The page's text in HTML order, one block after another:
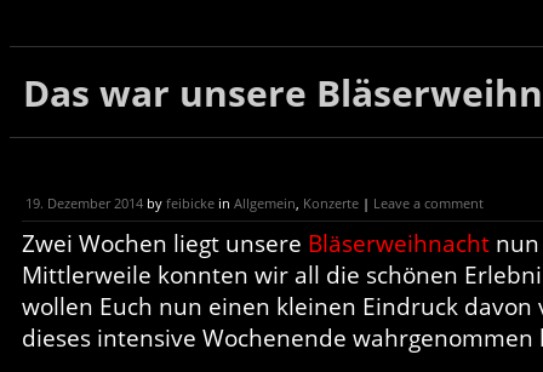
Das war unsere
19. Dezember 2014 by feibicke in Allgemein, Konzerte | Leave a comment
Zwei Wochen liegt unsere Bläserweihnacht
Mittlerweile konnten wir all die schönen
wollen Euch nun einen kleinen Eindruck
dieses intensive Wochenende wahrgenommen